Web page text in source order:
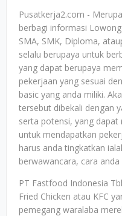
Pusatkerja2.com -
berbagi informasi
SMA, SMK, Diploma,
selalu berupaya untuk
yang dapat berupaya
pekerjaan yang sesuai
basic yang anda miliki.
tersebut dibekali dengan
serta potensi, yang
untuk mendapatkan
harus anda tingkatkan
berwawancara, cara
PT Fastfood Indonesia
Fried Chicken atau KFC
pemegang waralaba